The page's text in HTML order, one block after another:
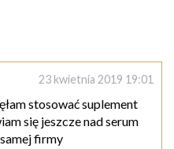
23 kwietnia 2019 19:01
stosować suplement
się jeszcze nad serum
firmy